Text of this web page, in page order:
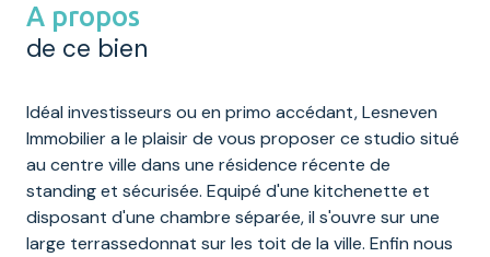
A propos
de ce bien
Idéal investisseurs ou en primo accédant, Lesneven
Immobilier a le plaisir de vous proposer ce studio situé
au centre ville dans une résidence récente de
standing et sécurisée. Equipé d'une kitchenette et
disposant d'une chambre séparée, il s'ouvre sur une
large terrassedonnat sur les toit de la ville. Enfin nous